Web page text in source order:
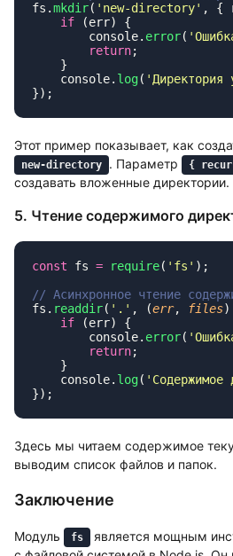
fs.mkdir( ' new-directory' , {
    if
        console.
error( '
        return
    console.
log( ' Директория
Этот пример показывает, как
new-directory . Параметр {
создавать вложенные директории.
5. Чтение содержимого
const fs = require( ' fs '
fs. readdir( ' . ' , (err, files)
    if
        console.
error( '
        return
    console.
log( ' Содержимое
Здесь мы читаем содержимое
выводим список файлов и папок.
Заключение
Модуль fs
является мощным